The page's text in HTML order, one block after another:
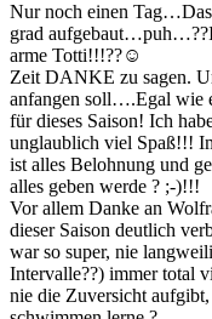
Nur noch einen
grad aufgebaut…puh…??
arme Totti!!!??☺
Zeit DANKE zu sagen.
anfangen soll….Egal wie
für dieses Saison! Ich
unglaublich viel Spaß!!!
ist alles Belohnung und
alles geben werde ? ;-)!!!
Vor allem Danke an
dieser Saison deutlich
war so super, nie
Intervalle??) immer total
nie die Zuversicht